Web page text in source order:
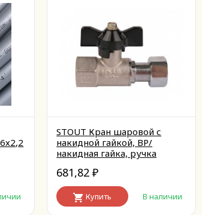
STOUT Кран шаровой с
накидной гайкой, ВР/
накидная гайка, ручка
681,82₽
Купить В наличии